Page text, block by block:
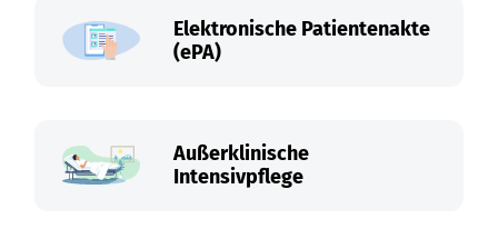
Elektronische Patientenakte
(ePA)
Außerklinische
Intensivpflege